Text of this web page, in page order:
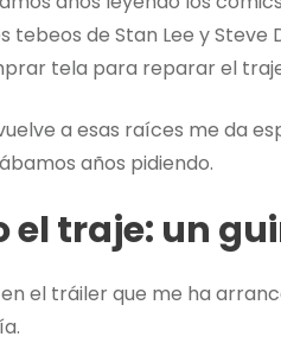
tebeos de Stan Lee y
tela para reparar el
a esas raíces me da
años pidiendo.
el traje: un
el tráiler que me ha